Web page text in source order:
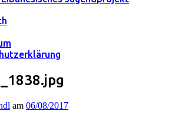
am 06/08/2017